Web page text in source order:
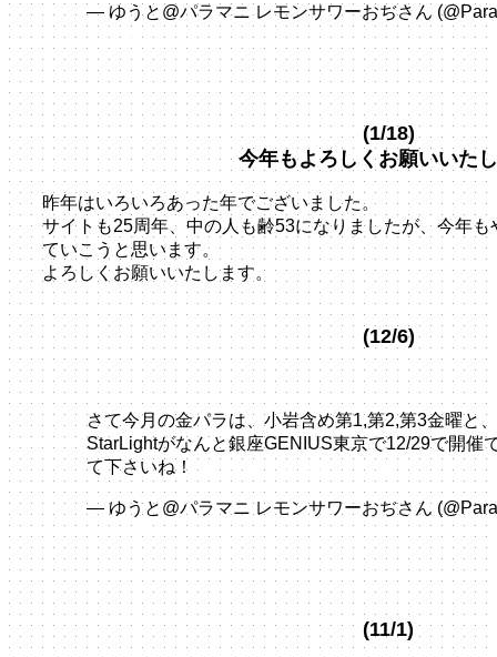
— ゆうと@パラマニ レモンサワーおぢさん
11, 2025
(1/18)
今年もよろしくお願いいた
昨年はいろいろあった年でございました。
サイトも25周年、中の人も齢53になりましたが、今年
ていこうと思います。
よろしくお願いいたします。
(12/6)
さて今月の金パラは、小岩含め第1,第2,第3金曜と
StarLightがなんと銀座GENIUS東京で12/29で開催
て下さいね！ pic.twitter.com/61yrBLznTq
— ゆうと@パラマニ レモンサワーおぢさん
2, 2024
(11/1)